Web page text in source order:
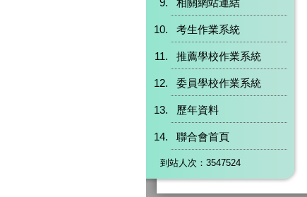
相關網站連結
考生作業系統
推薦學校作業系統
委員學校作業系統
歷年資料
聯合會首頁
到站人次：3547524